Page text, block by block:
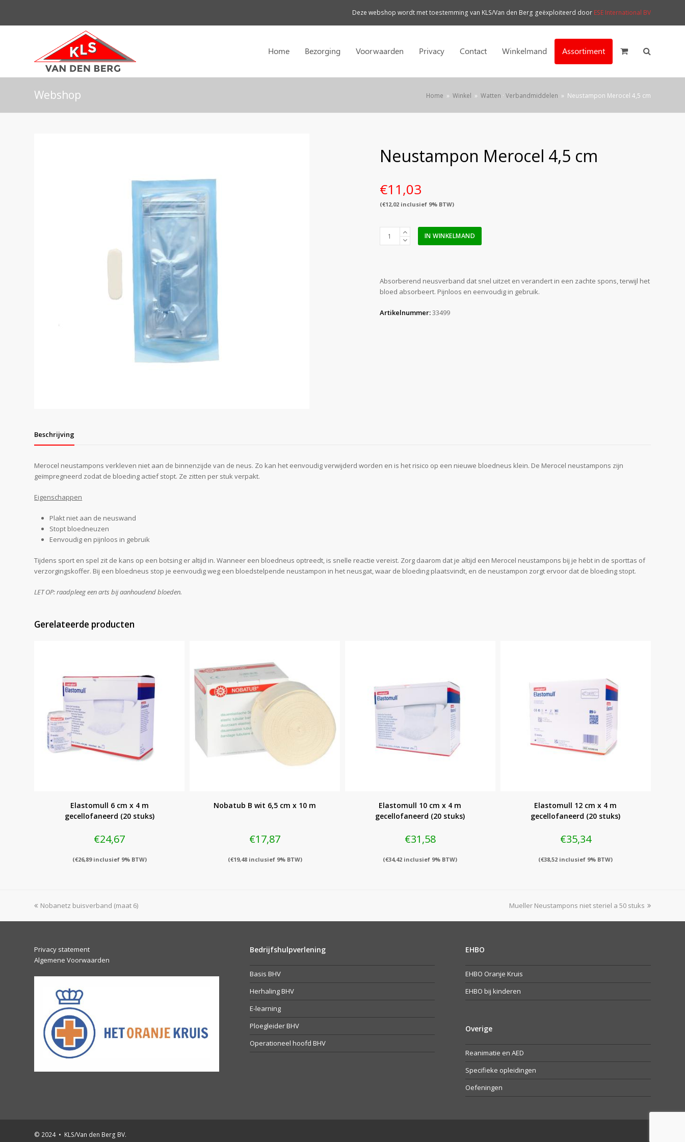
Deze webshop wordt met toestemming van KLS/Van den Berg geëxploiteerd door ESE International BV
Home Bezorging Voorwaarden Privacy Contact Winkelmand Assortiment
Webshop Home » Winkel » Watten · Verbandmiddelen » Neustampon Merocel 4,5 cm
Neustampon Merocel 4,5 cm
€11,03
(€12,02inclusief 9% BTW)
Neustampon
Merocel
IN WINKELMAND
Absorberend neusverband dat snel uitzet en verandert in een zachte spons, terwijl het
bloed absorbeert. Pijnloos en eenvoudig in gebruik.
Artikelnummer:33499
Beschrijving
Merocel neustampons verkleven niet aan de binnenzijde van de neus. Zo kan het eenvoudig verwijderd worden en is het risico op een nieuwe bloedneus klein. De Merocel neustampons zijn
geïmpregneerd zodat de bloeding actief stopt. Ze zitten per stuk verpakt.
Eigenschappen
Plakt niet aan de neuswand
Stopt bloedneuzen
Eenvoudig en pijnloos in gebruik
Tijdens sport en spel zit de kans op een botsing er altijd in. Wanneer een bloedneus optreedt, is snelle reactie vereist. Zorg daarom dat je altijd een Merocel neustampons bij je hebt in de sporttas of
verzorgingskoffer. Bij een bloedneus stop je eenvoudig weg een bloedstelpende neustampon in het neusgat, waar de bloeding plaatsvindt, en de neustampon zorgt ervoor dat de bloeding stopt.
LET OP: raadpleeg een arts bij aanhoudend bloeden.
Gerelateerde producten
Elastomull 6 cm x 4 m
gecellofaneerd (20 stuks)
€24,67
(€26,89inclusief 9% BTW)
Nobatub B wit 6,5 cm x 10 m
€17,87
(€19,48inclusief 9% BTW)
Elastomull 10 cm x 4 m
gecellofaneerd (20 stuks)
€31,58
(€34,42 inclusief 9% BTW)
Elastomull 12 cm x 4 m
gecellofaneerd (20 stuks)
€35,34
(€38,52 inclusief 9% BTW)
previous
Nobanetz buisverband (maat 6)
next
Mueller Neustampons niet steriel a 50 stuks
Privacy statement
Algemene Voorwaarden
Bedrijfshulpverlening
Basis BHV
Herhaling BHV
E-learning
Ploegleider BHV
Operationeel hoofd BHV
EHBO
EHBO Oranje Kruis
EHBO bij kinderen
Overige
Reanimatie en AED
Specifieke opleidingen
Oefeningen
© 2024 • KLS/Van den Berg BV.